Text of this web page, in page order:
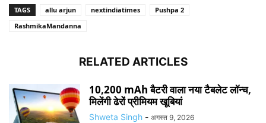
TAGS allu arjun nextindiatimes
Pushpa 2
RashmikaMandanna
RELATED ARTICLES
10,200 mAh बैटरी वाला नया टैबलेट लॉन्च,
मिलेंगी ढेरों प्रीमियम खूबियां
Shweta Singh - अगस्त 9, 2026